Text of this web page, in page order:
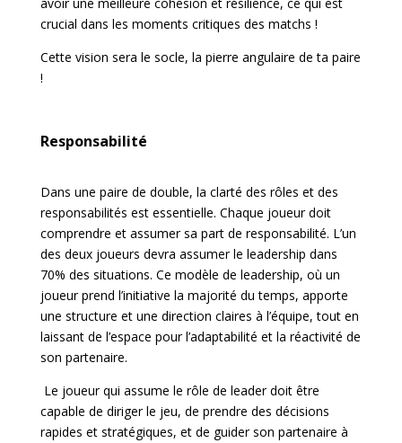
crucial dans les moments critiques des matchs !
Cette vision sera le socle, la pierre angulaire de ta paire
!
Responsabilité
Dans une paire de double, la clarté des rôles et des
responsabilités est essentielle. Chaque joueur doit
comprendre et assumer sa part de responsabilité. L’un
des deux joueurs devra assumer le leadership dans
70% des situations. Ce modèle de leadership, où un
joueur prend l’initiative la majorité du temps, apporte
une structure et une direction claires à l’équipe, tout en
laissant de l’espace pour l’adaptabilité et la réactivité de
son partenaire.
Le joueur qui assume le rôle de leader doit être
capable de diriger le jeu, de prendre des décisions
rapides et stratégiques, et de guider son partenaire à